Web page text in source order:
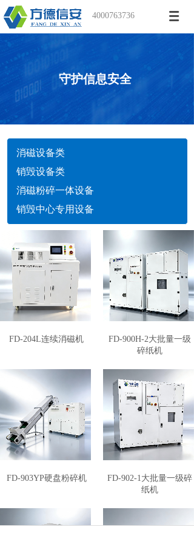
守护信息安全
消磁设备类
销毁设备类
消磁粉碎一体设备
销毁中心专用设备
FD-204L连续消磁机
FD-900H-2大批量一级
碎纸机
FD-903YP硬盘粉碎机
FD-902-1大批量一级碎
纸机
4000763736